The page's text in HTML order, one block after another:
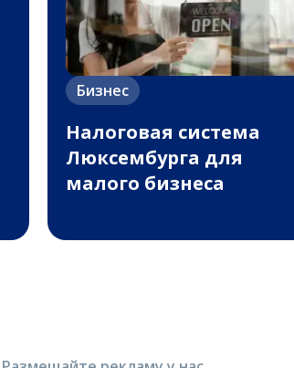
Бизнес
Налоговая система
Люксембурга для
малого бизнеса